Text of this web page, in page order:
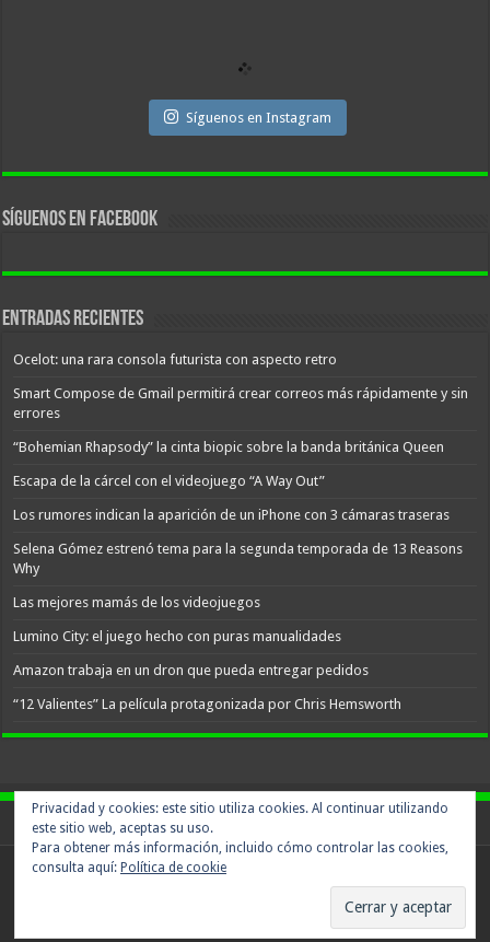
Síguenos en Instagram
Síguenos en facebook
Entradas recientes
Ocelot: una rara consola futurista con aspecto retro
Smart Compose de Gmail permitirá crear correos más rápidamente y sin
errores
“Bohemian Rhapsody” la cinta biopic sobre la banda británica Queen
Escapa de la cárcel con el videojuego “A Way Out”
Los rumores indican la aparición de un iPhone con 3 cámaras traseras
Selena Gómez estrenó tema para la segunda temporada de 13 Reasons
Why
Las mejores mamás de los videojuegos
Lumino City: el juego hecho con puras manualidades
Amazon trabaja en un dron que pueda entregar pedidos
“12 Valientes” La película protagonizada por Chris Hemsworth
Powered by
© Copyright 2026, All Rights Reserved
Privacidad y cookies: este sitio utiliza cookies. Al continuar utilizando
este sitio web, aceptas su uso.
Para obtener más información, incluido cómo controlar las cookies,
consulta aquí: Política de cookie